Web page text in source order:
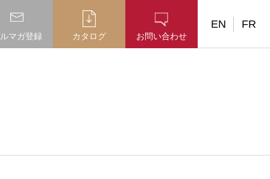
マガ登録 カタログ お問い合わせ
EN FR